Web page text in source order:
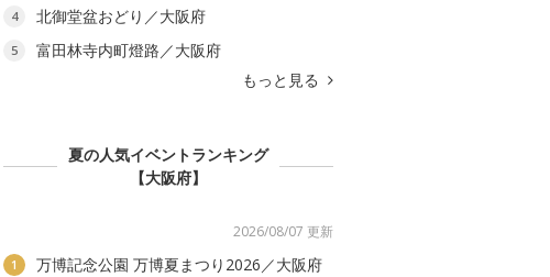
4 北御堂盆おどり／大阪府
5
富田林寺内町燈路／大阪府
もっと見る
夏の人気イベントランキング
【大阪府】
2026/08/07 更新
1 万博記念公園 万博夏まつり2026／大阪府